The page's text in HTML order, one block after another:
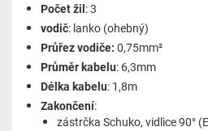
Početžil: 3
vodič: lanko (ohebný)
Průřez vodiče: 0,75mm²
Průměr kabelu: 6,3mm
Délka kabelu: 1,8m
Zakončení:
zástrčka Schuko, vidlice 90°